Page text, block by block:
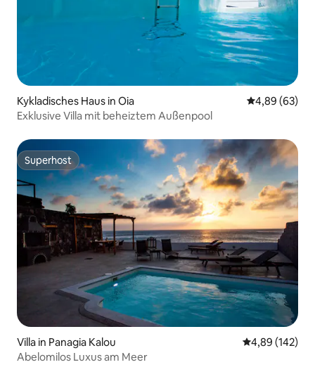
Kykladisches Haus in Oia
4,89 (63)
Exklusive Villa mit beheiztem Außenpool
Superhost
Superhost
Villa in Panagia Kalou
4,89 (142)
Abelomilos Luxus am Meer